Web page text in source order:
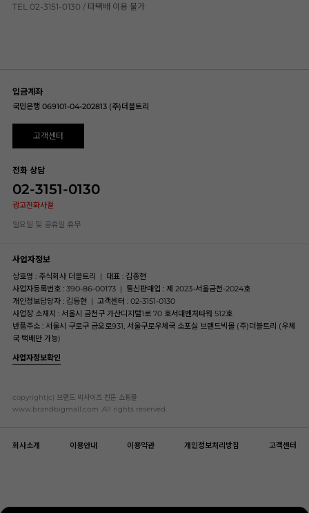
TEL 02-3151-0130 / 타택배 이용 불가
입금계좌
국민은행 069101-04-202813 (주)더블트리
고객센터
전화 상담
02-3151-0130
광고전화사절
일요일 및 공휴일 휴무
사업자정보
상호명 : 주식회사 더블트리 | 대표 : 김종현
사업자등록번호 : 390-86-00173 | 통신판매업 : 제 2023-서울금천-2024호
개인정보담당자 : 김동현 | 고객센터 : 02-3151-0130
사업장 소재지 : 서울시 금천구 가산디지털1로 70 호서대벤처타워 512호
반품주소 : 서울시 구로구 금오로931, 서울구로우체국 소포실 브랜드빅몰 (주)더블트리 (우체
국 택배만 가능)
사업자정보확인
copyright(c) 브랜드 빅사이즈 전문 쇼핑몰
www.brandbigmall.com .All rights reserved.
회사소개 이용안내 이용약관 개인정보처리방침 고객센터